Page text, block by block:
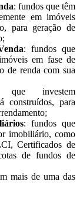
: fundos que têm
em imóveis
para geração de
: fundos que
em fase de
de renda com sua
investem
construídos, para
: fundos que
imobiliário, como
Certificados de
de fundos de
mais de uma das